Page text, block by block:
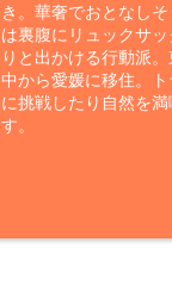
き。華奢でおとなし
は裏腹にリュックサ
りと出かける行動派
中から愛媛に移住。
に挑戦したり自然を満
す。